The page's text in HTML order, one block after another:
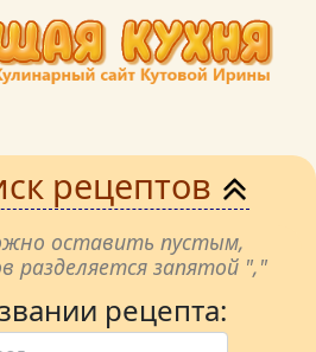
рецептов
оставить пустым,
разделяется запятой ","
рецепта: